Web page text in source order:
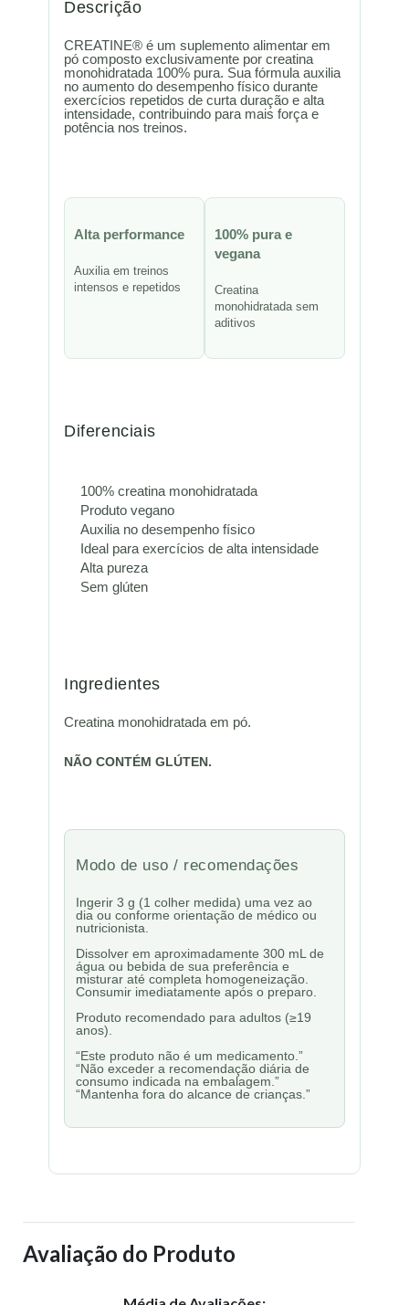
Descrição
CREATINE® é um suplemento alimentar em
pó composto exclusivamente por creatina
monohidratada 100% pura. Sua fórmula auxilia
no aumento do desempenho físico durante
exercícios repetidos de curta duração e alta
intensidade, contribuindo para mais força e
potência nos treinos.
Alta performance
Auxilia em treinos
intensos e repetidos
100% pura e
vegana
Creatina
monohidratada sem
aditivos
Diferenciais
100% creatina monohidratada
Produto vegano
Auxilia no desempenho físico
Ideal para exercícios de alta intensidade
Alta pureza
Sem glúten
Ingredientes
Creatina monohidratada em pó.
NÃO CONTÉM GLÚTEN.
Modo de uso / recomendações
Ingerir 3 g (1 colher medida) uma vez ao
dia ou conforme orientação de médico ou
nutricionista.
Dissolver em aproximadamente 300 mL de
água ou bebida de sua preferência e
misturar até completa homogeneização.
Consumir imediatamente após o preparo.
Produto recomendado para adultos (≥19
anos).
“Este produto não é um medicamento.”
“Não exceder a recomendação diária de
consumo indicada na embalagem.”
“Mantenha fora do alcance de crianças.”
Avaliação do Produto